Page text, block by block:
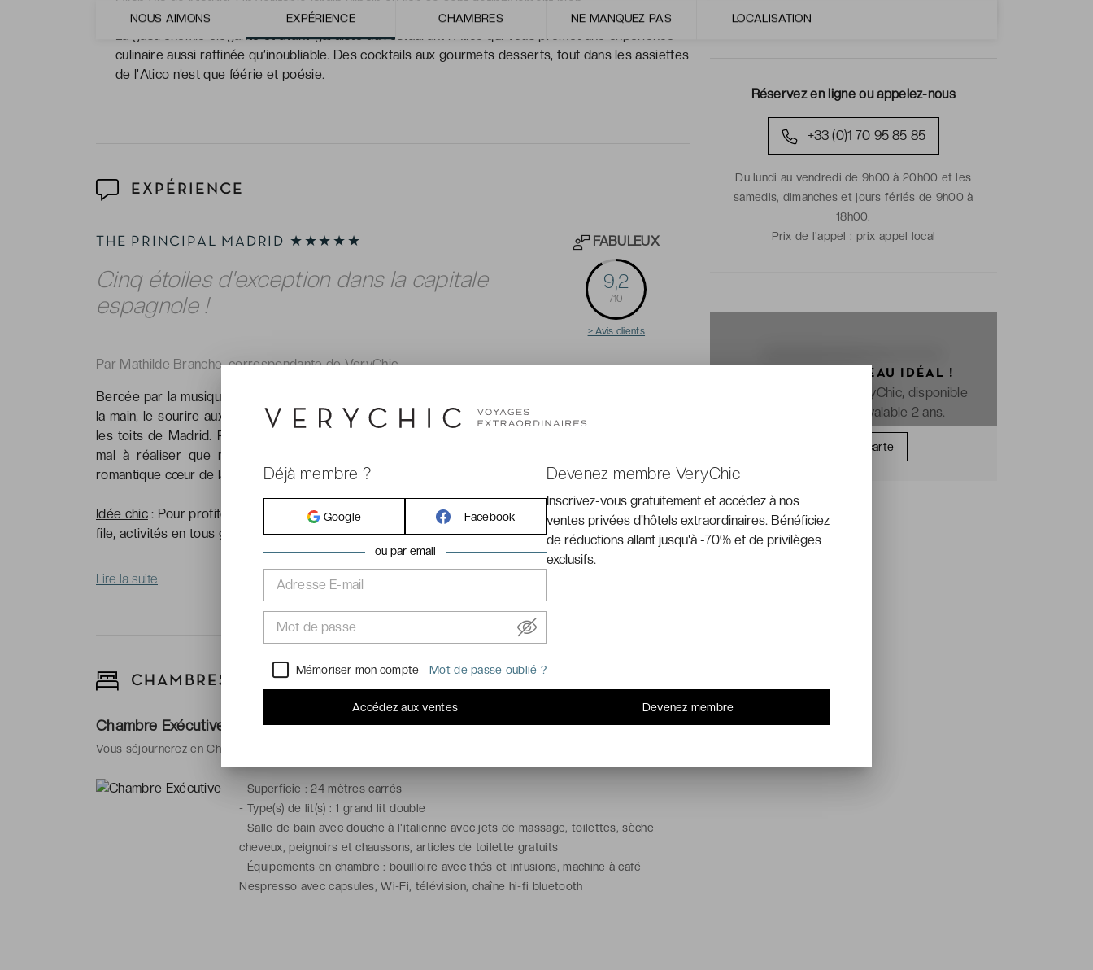
NOUS AIMONS EXPÉRIENCE CHAMBRES NE MANQUEZ PAS LOCALISATION
La gastronomie élégante et avant-gardiste du restaurant l’Atico qui vous promet une expérience
culinaire aussi raffinée qu’inoubliable. Des cocktails aux gourmets desserts, tout dans les assiettes
de l’Atico n’est que féérie et poésie.
EXPÉRIENCE
THE PRINCIPAL MADRID ★★★★★
Cinq étoiles d'exception dans la capitale
espagnole !
FABULEUX
9,2
/10
> Avis clients
Par Mathilde Branche, correspondante de VeryChic
Bercée par la musique de fond, me voilà sur la terrasse du Principal Madrid Hôtel ***** un gin tonic à
la main, le sourire aux lèvres et les yeux pétillants à admirer le soleil qui s’étale de tout son long sur
les toits de Madrid. Perdue dans la grisaille parisienne il y a encore quelques heures, j’ai encore du
mal à réaliser que mon cher et tendre m’a fait tout quitter pour m’emmener passer un séjour
romantique cœur de la capitale madrilène.
Idée chic: Pour profiter au maximum de votre séjour à Madrid
, réservez en ligne vos billets coupe-
file, activités en tous genres ou billets de spectaclesen cliquant ici.
Lire la suite
CHAMBRES
Chambre Exécutive
Vous séjournerez en Chambre Exécutive, disponible pour 1 ou 2 adultes
-Superficie : 24 mètres carrés
-Type(s) de lit(s) : 1 grand lit double
-Salle de bain avec douche à l'italienne avec jets de massage, toilettes, sèche-
cheveux, peignoirs et chaussons, articles de toilette gratuits
- Équipements en chambre : bouilloire avec thés et infusions, machine à café
Nespresso avec capsules, Wi-Fi, télévision, chaîne hi-fi bluetooth
Réservez en ligne ou appelez-nous
+33 (0)1 70 95 85 85
Du lundi au vendredi de 9h00 à 20h00 et les
samedis, dimanches et jours fériés de 9h00 à
18h00.
Prix de l'appel : prix appel local
OFFREZ LE CADEAU IDÉAL !
La e-carte cadeau VeryChic, disponible
immédiatement et valable 2 ans.
Offrir une carte
Déjà membre ?
Google Facebook
ou par email
Adresse E-mail
Mot de passe
Mémoriser mon compte Mot de passe oublié ?
Accédez aux ventes
Devenez membre VeryChic
Inscrivez-vous gratuitement et accédez à nos
ventes privées d'hôtels extraordinaires. Bénéficiez
de réductions allant jusqu'à -70% et de privilèges
exclusifs.
Devenez membre